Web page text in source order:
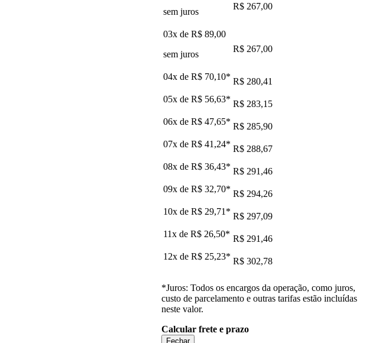
sem juros
R$ 267,00
03x de R$ 89,00
sem juros
R$ 267,00
04x de R$ 70,10* R$ 280,41
05x de R$ 56,63* R$ 283,15
06x de R$ 47,65* R$ 285,90
07x de R$ 41,24* R$ 288,67
08x de R$ 36,43* R$ 291,46
09x de R$ 32,70* R$ 294,26
10x de R$ 29,71 * R$ 297,09
11x de R$ 26,50* R$ 291,46
12x de R$ 25,23* R$ 302,78
*Juros: Todos os encargos da operação, como juros,
custo de parcelamento e outras tarifas estão incluídas
neste valor.
Calcular frete e prazo
Fechar